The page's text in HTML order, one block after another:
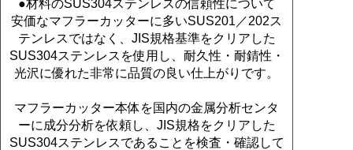
●材料のSUS304ステンレスの信頼性について
安価なマフラーカッターに多いSUS201／202ス
テンレスではなく、JIS規格基準をクリアした
SUS304ステンレスを使用し、耐久性・耐錆性・
光沢に優れた非常に品質の良い仕上がりです。
マフラーカッター本体を国内の金属分析センタ
ーに成分分析を依頼し、JIS規格をクリアした
SUS304ステンレスであることを検査・確認して